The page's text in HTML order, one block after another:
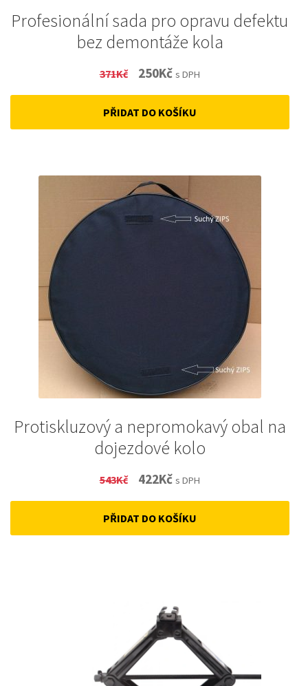
Profesionální sada pro opravu defektu
bez demontáže kola
371Kč
Original
price
was:
250KčCurrent
price
is:
s DPH
PŘIDAT DO KOŠÍKU
Protiskluzový a nepromokavý obal na
dojezdové kolo
543Kč
Original
price
was:
422KčCurrent
price
is:
s DPH
PŘIDAT DO KOŠÍKU